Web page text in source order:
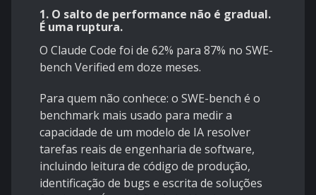
1. O salto de performance não é gradual.
É uma ruptura.
O Claude Code foi de 62% para 87% no SWE-
bench Verified em doze meses.
Para quem não conhece: o SWE-bench é o
benchmark mais usado para medir a
capacidade de um modelo de IA resolver
tarefas reais de engenharia de software,
incluindo leitura de código de produção,
identificação de bugs e escrita de soluções